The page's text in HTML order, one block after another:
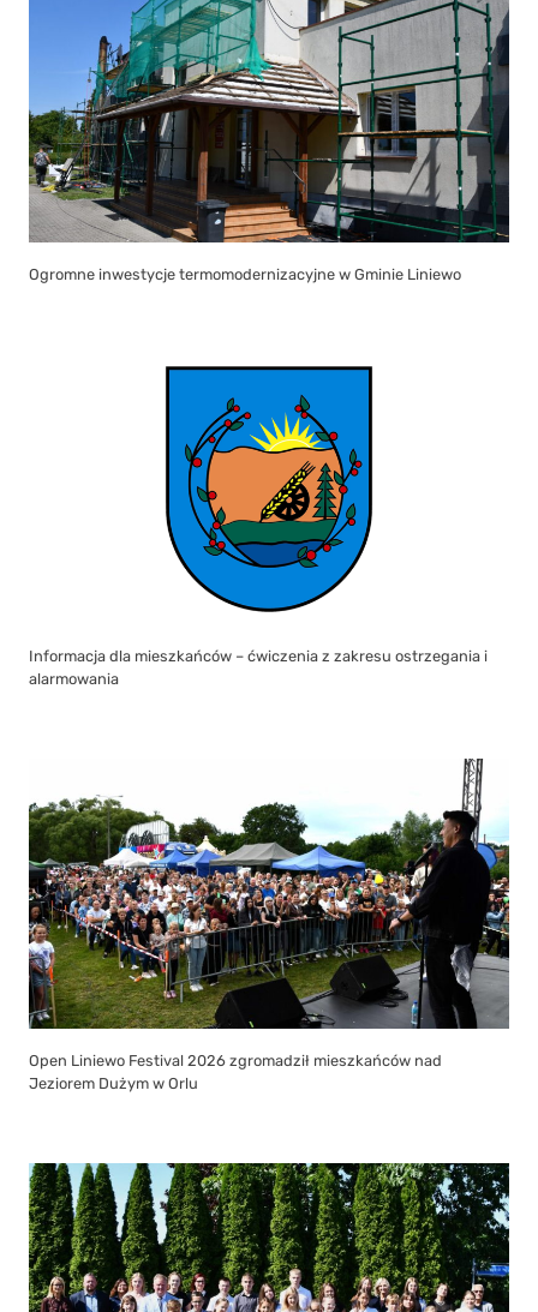
Ogromne inwestycje termomodernizacyjne w Gminie Liniewo
Informacja dla mieszkańców – ćwiczenia z zakresu ostrzegania i
alarmowania
Open Liniewo Festival 2026 zgromadził mieszkańców nad
Jeziorem Dużym w Orlu